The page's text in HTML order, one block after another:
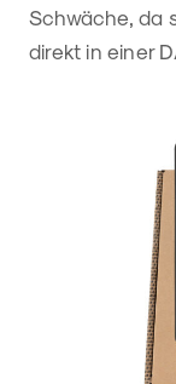
Schwäche, da
direkt in einer